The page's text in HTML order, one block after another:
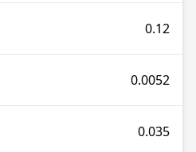
0.12
0.0052
0.035